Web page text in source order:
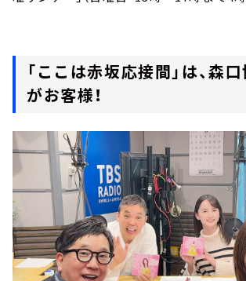
「ここは赤坂応接間」は、森
がお客様！